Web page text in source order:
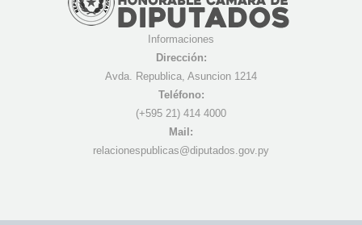
Informaciones
Dirección:
Avda. Republica, Asuncion 1214
Teléfono:
(+595 21) 414 4000
Mail:
relacionespublicas@diputados.gov.py